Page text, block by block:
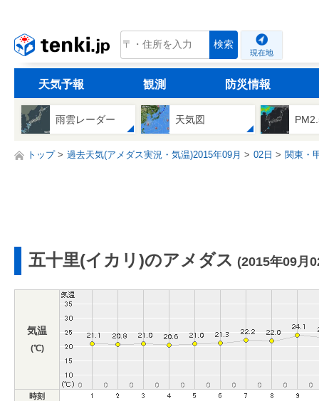
tenki.jp 検索
現在地
天気予報 観測 防災情報
雨雲レーダー 天気図
トップ 過去天気(アメダス実況・気温)2015年09月 02日 関東・
五十里(イカリ)のアメダス (2015年09月
気温
(℃)
時刻